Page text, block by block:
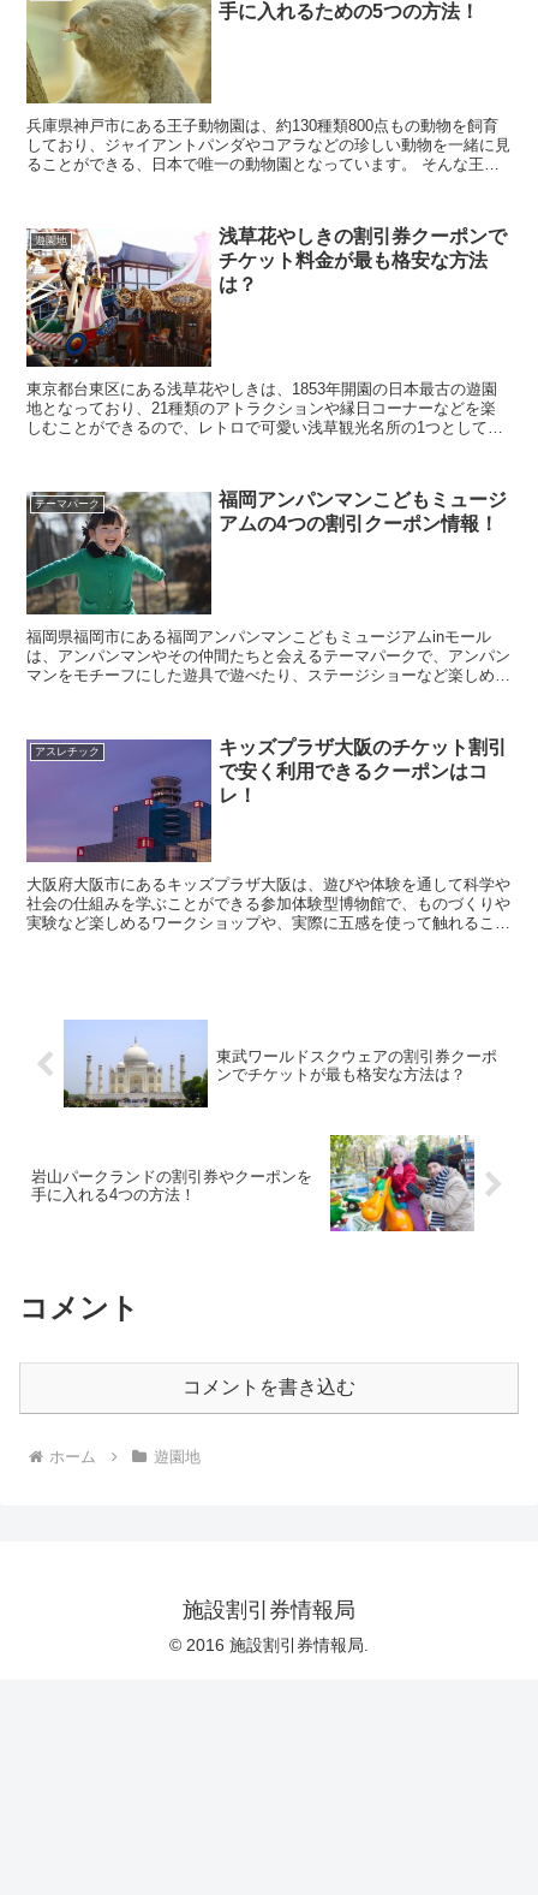
手に入れるための5つの方法！
兵庫県神戸市にある王子動物園は、約130種類800点もの動物を飼育
しており、ジャイアントパンダやコアラなどの珍しい動物を一緒に見
ることができる、日本で唯一の動物園となっています。 そんな王子
遊園地
浅草花やしきの割引券クーポンで
チケット料金が最も格安な方法
は？
東京都台東区にある浅草花やしきは、1853年開園の日本最古の遊園
地となっており、21種類のアトラクションや縁日コーナーなどを楽
しむことができるので、レトロで可愛い浅草観光名所の1つとして多
テーマパーク
福岡アンパンマンこどもミュージ
アムの4つの割引クーポン情報！
福岡県福岡市にある福岡アンパンマンこどもミュージアムinモール
は、アンパンマンやその仲間たちと会えるテーマパークで、アンパン
マンをモチーフにした遊具で遊べたり、ステージショーなど楽しめる
アスレチック
キッズプラザ大阪のチケット割引
で安く利用できるクーポンはコ
レ！
大阪府大阪市にあるキッズプラザ大阪は、遊びや体験を通して科学や
社会の仕組みを学ぶことができる参加体験型博物館で、ものづくりや
実験など楽しめるワークショップや、実際に五感を使って触れること
東武ワールドスクウェアの割引券クーポ
ンでチケットが最も格安な方法は？
岩山パークランドの割引券やクーポンを
手に入れる4つの方法！
コメント
コメントを書き込む
ホーム 遊園地
施設割引券情報局
© 2016 施設割引券情報局.